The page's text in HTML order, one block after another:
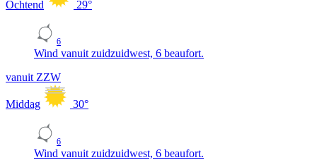
Ochtend 29°
6
Wind vanuit zuidzuidwest, 6 beaufort.
vanuit ZZW
Middag 30°
6
Wind vanuit zuidzuidwest, 6 beaufort.